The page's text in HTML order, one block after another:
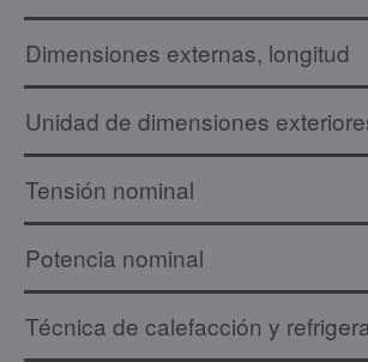
Dimensiones externas, longitud
Unidad de dimensiones
Tensión nominal
Potencia nominal
Técnica de calefacción y